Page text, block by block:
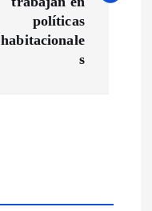
políticas
habitacionale
s